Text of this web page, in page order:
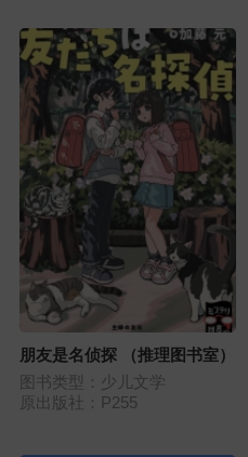
朋友是名侦探 （推理图书室）
图书类型：少儿文学
原出版社：P255